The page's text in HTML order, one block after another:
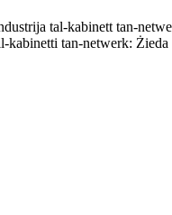
tal-kabinett tan-
tan-netwerk: